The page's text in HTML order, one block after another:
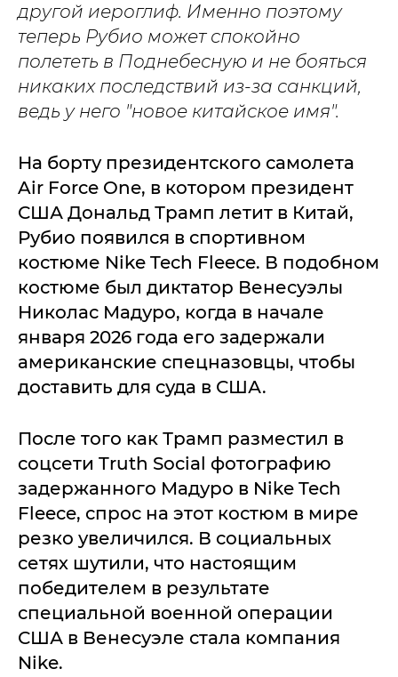
другой иероглиф. Именно поэтому
теперь Рубио может спокойно
полететь в Поднебесную и не бояться
никаких последствий из-за санкций,
ведь у него "новое китайское имя".
На борту президентского самолета
Air Force One, в котором президент
США Дональд Трамп летит в Китай,
Рубио появился в спортивном
костюме Nike Tech Fleece. В подобном
костюме был диктатор Венесуэлы
Николас Мадуро, когда в начале
января 2026 года его задержали
американские спецназовцы, чтобы
доставить для суда в США.
После того как Трамп разместил в
соцсети Truth Social фотографию
задержанного Мадуро в Nike Tech
Fleece, спрос на этот костюм в мире
резко увеличился. В социальных
сетях шутили, что настоящим
победителем в результате
специальной военной операции
США в Венесуэле стала компания
Nike.